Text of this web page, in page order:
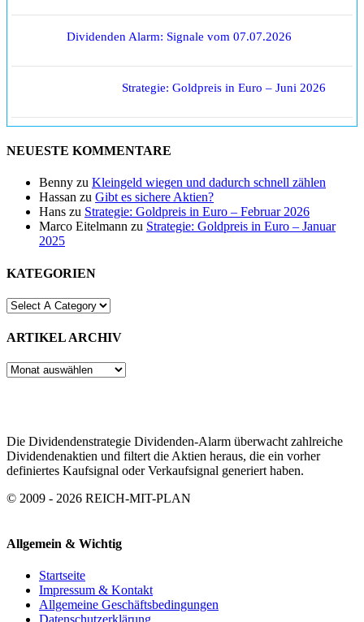
Dividenden Alarm: Signale vom 07.07.2026
Strategie: Goldpreis in Euro – Juni 2026
NEUESTE KOMMENTARE
Benny zu Kleingeld wiegen und dadurch schnell zählen
Hassan zu Gibt es sichere Aktien?
Hans zu Strategie: Goldpreis in Euro – Februar 2026
Marco Eitelmann zu Strategie: Goldpreis in Euro – Januar
2025
KATEGORIEN
ARTIKEL ARCHIV
ARTIKEL
Die Dividendenstrategie Dividenden-Alarm überwacht zahlreiche
Dividendenaktien und filtert die Aktien heraus, die ein vorher
definiertes Kaufsignal oder Verkaufsignal generiert haben.
© 2009 - 2026 REICH-MIT-PLAN
Allgemein & Wichtig
Startseite
Impressum & Kontakt
Allgemeine Geschäftsbedingungen
Datenschutzerklärung